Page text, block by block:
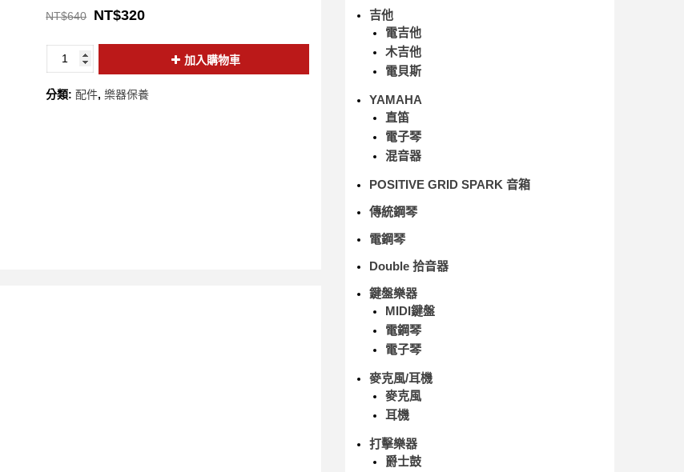
NT$640 NT$320
加入購物車
分類:配件,樂器保養
吉他
電吉他
木吉他
電貝斯
YAMAHA
直笛
電子琴
混音器
POSITIVE GRID SPARK 音箱
傳統鋼琴
電鋼琴
Double 拾音器
鍵盤樂器
MIDI鍵盤
電鋼琴
電子琴
麥克風/耳機
麥克風
耳機
打擊樂器
爵士鼓